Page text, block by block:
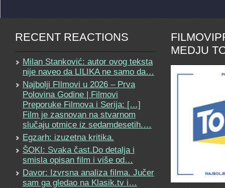
RECENT REACTIONS
Milan Stanković: autor ovog teksta
nije naveo da LILIKA ne samo da…
Najbolji FIlmovi u 2026 – Prva
Polovina Godine | Filmovi
Preporuke Filmova i Serija: […]
Film je zasnovan na stvarnom
slučaju otmice iz sedamdesetih.…
Egzarh: izuzetna kritika.
ŠOKI: Svaka čast.Do detalja i
smisla opisan film i više od…
Davor: Izvrsna analiza filma. Jučer
sam ga gledao na Klasik.tv i…
MEDJU